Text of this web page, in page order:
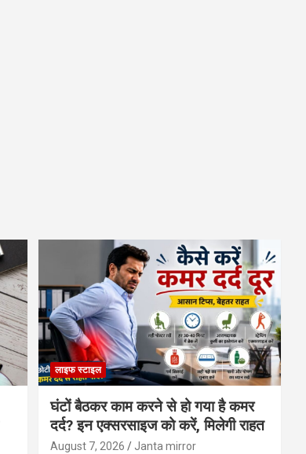
लाइफ स्टाइल
घंटों बैठकर काम करने से हो गया है कमर
दर्द? इन एक्सरसाइज को करें, मिलेगी राहत
August 7, 2026 Janta mirror